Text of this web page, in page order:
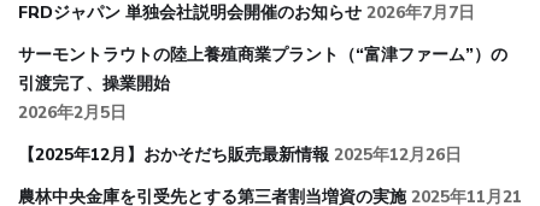
FRDジャパン 単独会社説明会開催のお知らせ 2026年7月7日
サーモントラウトの陸上養殖商業プラント（“富津ファーム”）の
引渡完了、操業開始
2026年2月5日
【2025年12月】おかそだち販売最新情報 2025年12月26日
農林中央金庫を引受先とする第三者割当増資の実施 2025年11月21